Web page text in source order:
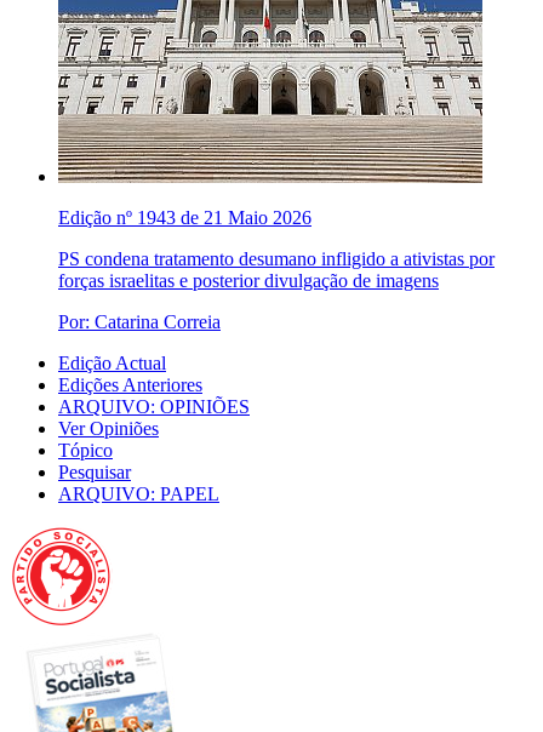
Edição nº 1943 de 21 Maio 2026
PS condena tratamento desumano infligido a ativistas por
forças israelitas e posterior divulgação de imagens
Por: Catarina Correia
Edição Actual
Edições Anteriores
ARQUIVO: OPINIÕES
Ver Opiniões
Tópico
Pesquisar
ARQUIVO: PAPEL